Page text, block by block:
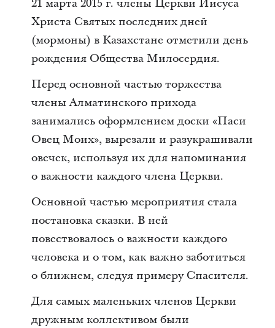
21 марта 2015 г. члены Церкви Иисуса
Христа Святых последних дней
(мормоны) в Казахстане отметили день
рождения Общества Милосердия.
Перед основной частью торжества
члены Алматинского прихода
занимались оформлением доски «Паси
Овец Моих», вырезали и разукрашивали
овечек, используя их для напоминания
о важности каждого члена Церкви.
Основной частью мероприятия стала
постановка сказки. В ней
повествовалось о важности каждого
человека и о том, как важно заботиться
о ближнем, следуя примеру Спасителя.
Для самых маленьких членов Церкви
дружным коллективом были